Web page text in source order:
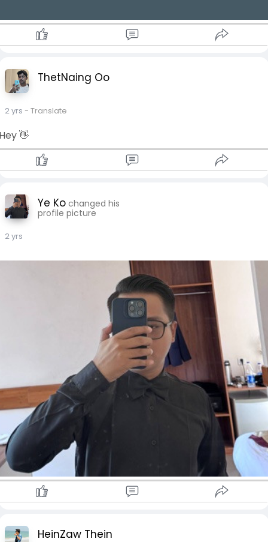
ThetNaing Oo
2 yrs - Translate
👋
Ye Ko changed his
profile picture
2 yrs
HeinZaw Thein